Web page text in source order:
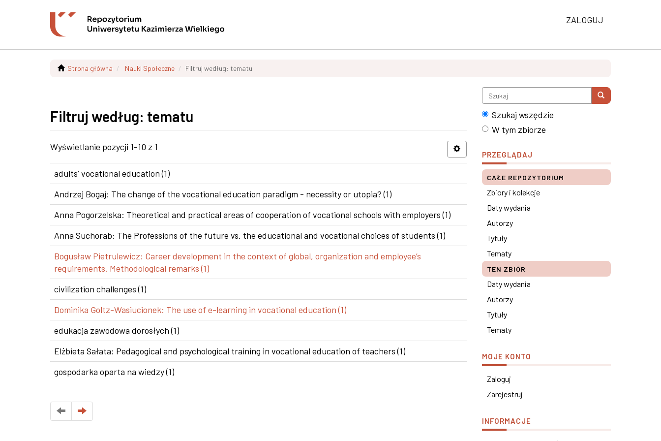
ZALOGUJ
Strona główna Nauki Społeczne Filtruj według: tematu
Filtruj według: tematu
Wyświetlanie pozycji 1-10 z 1
adults’ vocational education (1)
Andrzej Bogaj: The change of the vocational education paradigm - necessity or utopia? (1)
Anna Pogorzelska: Theoretical and practical areas of cooperation of vocational schools with employers (1)
Anna Suchorab: The Professions of the future vs. the educational and vocational choices of students (1)
Bogusław Pietrulewicz: Career development in the context of global, organization and employee’s
requirements. Methodological remarks (1)
civilization challenges (1)
Dominika Goltz-Wasiucionek: The use of e-learning in vocational education (1)
edukacja zawodowa dorosłych (1)
Elżbieta Sałata: Pedagogical and psychological training in vocational education of teachers (1)
gospodarka oparta na wiedzy (1)
Szukaj wszędzie
W tym zbiorze
PRZEGLĄDAJ
CAŁE REPOZYTORIUM
Zbiory i kolekcje
Daty wydania
Autorzy
Tytuły
Tematy
TEN ZBIÓR
Daty wydania
Autorzy
Tytuły
Tematy
MOJE KONTO
Zaloguj
Zarejestruj
INFORMACJE